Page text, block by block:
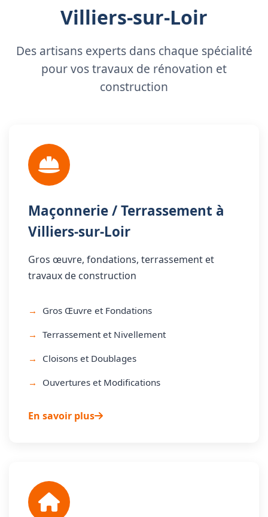
Villiers-sur-Loir
Des artisans experts dans chaque spécialité
pour vos travaux de rénovation et
construction
Maçonnerie / Terrassement à
Villiers-sur-Loir
Gros œuvre, fondations, terrassement et
travaux de construction
Gros Œuvre et Fondations
Terrassement et Nivellement
Cloisons et Doublages
Ouvertures et Modifications
En savoir plus